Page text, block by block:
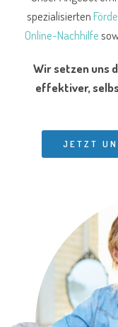
spezialisierten
Online-Nachhilfe
Wir setzen uns
effektiver,
JETZT